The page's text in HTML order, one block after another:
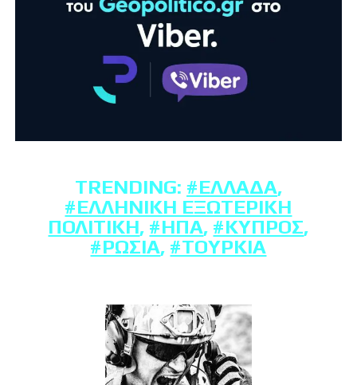
TRENDING: #ΕΛΛΆΔΑ,
#ΕΛΛΗΝΙΚΉ ΕΞΩΤΕΡΙΚΉ
ΠΟΛΙΤΙΚΉ, #ΗΠΑ, #ΚΎΠΡΟΣ,
#ΡΩΣΊΑ, #ΤΟΥΡΚΊΑ